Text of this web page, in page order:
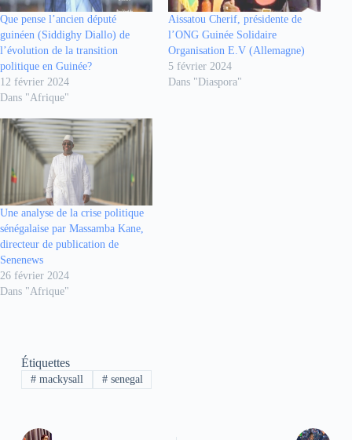
Que pense l’ancien député
guinéen (Siddighy Diallo) de
l’évolution de la transition
politique en Guinée?
12 février 2024
Dans "Afrique"
Aissatou Cherif, présidente de
l’ONG Guinée Solidaire
Organisation E.V (Allemagne)
5 février 2024
Dans "Diaspora"
Une analyse de la crise politique
sénégalaise par Massamba Kane,
directeur de publication de
Senenews
26 février 2024
Dans "Afrique"
Étiquettes
#mackysall #senegal